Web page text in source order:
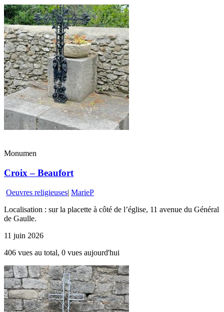
Monumen
Croix – Beaufort
Oeuvres religieuses| MarieP
Localisation : sur la placette à côté de l’église, 11 avenue du Général
de Gaulle.
11 juin 2026
406 vues au total, 0 vues aujourd'hui